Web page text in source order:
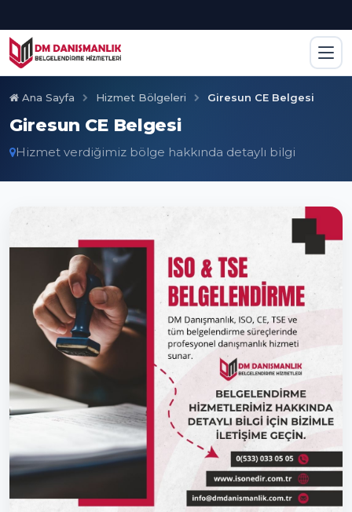
Ana Sayfa Hizmet Bölgeleri Giresun CE Belgesi
Giresun CE Belgesi
Hizmet verdiğimiz bölge hakkında detaylı bilgi